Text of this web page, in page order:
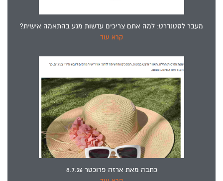
מעבר לסטנדרט: למה אתם צריכים עדשות מגע בהתאמה אישית?
קרא עוד
כתבה מאת ארזה פרוכטר 8.7.26